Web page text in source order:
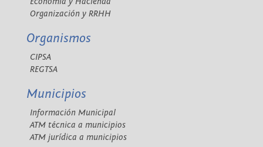
Organización y RRHH
Organismos
CIPSA
REGTSA
Municipios
Información Municipal
ATM técnica a municipios
ATM jurídica a municipios